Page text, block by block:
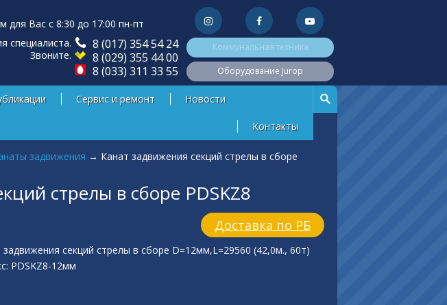
для Вас с 8:30 до 17:00 пн-пт
специалиста.
Звоните.
8 (017) 354 54 24
8 (029) 355 44 00
8 (033) 311 33 55
Коммунальная техника
Оборудование Jurop
Сервис и ремонт Новости
Контакты
задвижения → Канат задвижения секций стрелы в сборе
стрелы в сборе PDSKZ8
Доставка по РБ
задвижения секций стрелы в сборе D=12мм,L=29560 (42,0м., 60т)
PDSKZ8-12мм